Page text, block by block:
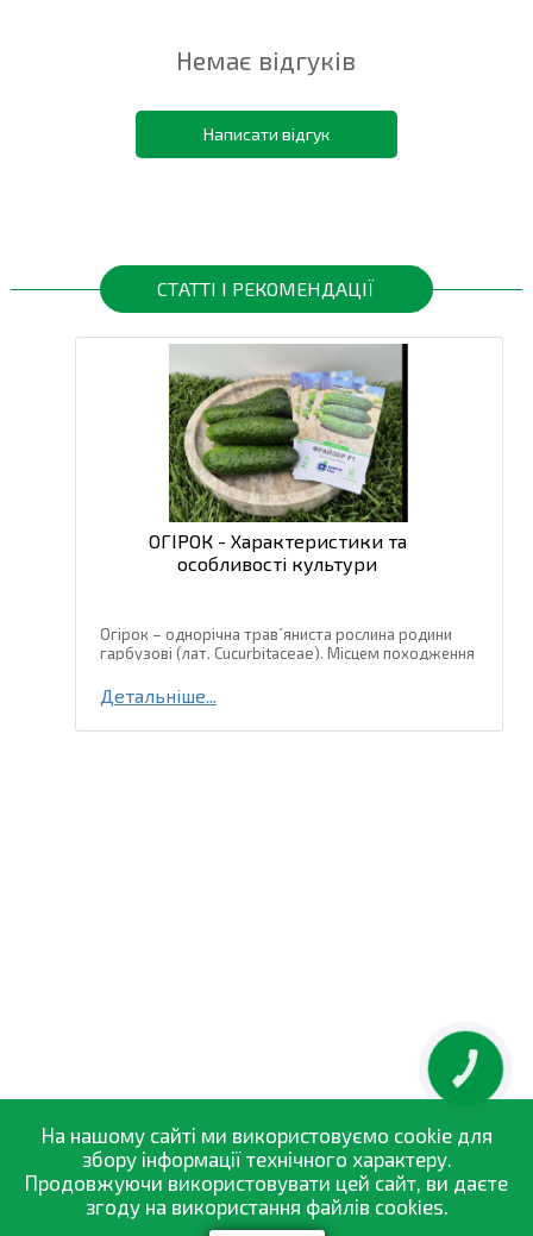
Немає відгуків
Написати відгук
СТАТТІ І РЕКОМЕНДАЦІЇ
ОГІРОК - Характеристики та
особливості культури
Огірок – однорічна трав´яниста рослина родини
гарбузові (лат. Cucurbitaceae). Місцем походження
Східної Азії, де і зараз зустрічаються дикорослі
види цієї...
Детальніше...
На нашому сайті ми використовуємо cookie для
збору інформації технічного характеру.
Продовжуючи використовувати цей сайт, ви даєте
згоду на використання файлів cookies.
КНОПКА
ЗВ'ЯЗКУ